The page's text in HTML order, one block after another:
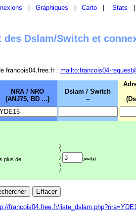
Graphiques Carto Stats
des Dslam/Switch et
francois04.free.fr : mailto:francois04-
NRA / NRO
(ANJ75, BD ...)
Dslam / Switch
--
}
}
}
jour(s)
}
}
plus de
francois04.free.fr/